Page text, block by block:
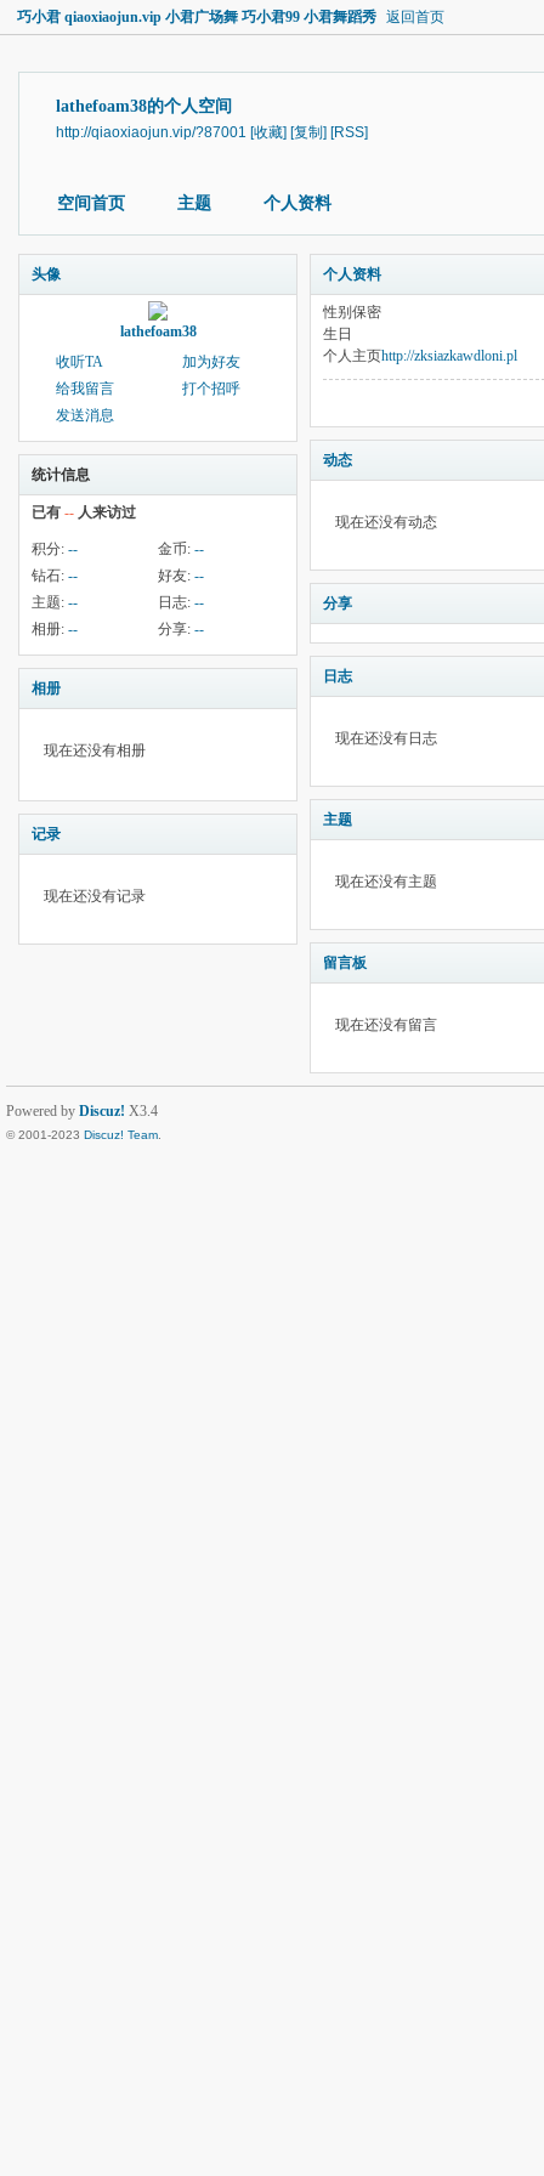
巧小君 qiaoxiaojun.vip 小君广场舞 巧小君99 小君舞蹈秀 返回首页
lathefoam38的个人空间
http://qiaoxiaojun.vip/?87001 [收藏] [复制] [RSS]
空间首页 主题 个人资料
头像
lathefoam38
收听TA
加为好友
给我留言
打个招呼
发送消息
统计信息
已有 -- 人来访过
积分: -- 金币: --
钻石: -- 好友: --
主题: -- 日志: --
相册: -- 分享: --
相册
现在还没有相册
记录
现在还没有记录
个人资料
性别 保密
生日
个人主页http://zksiazkawdloni.pl
动态
现在还没有动态
分享
日志
现在还没有日志
主题
现在还没有主题
留言板
现在还没有留言
Powered by Discuz! X3.4
© 2001-2023 Discuz! Team